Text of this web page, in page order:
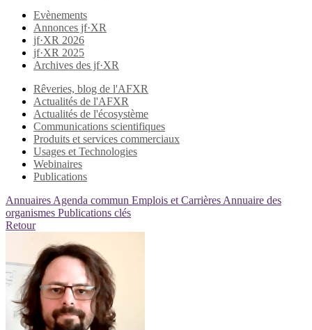
Evènements
Annonces jf·XR
jf·XR 2026
jf·XR 2025
Archives des jf·XR
Rêveries, blog de l'AFXR
Actualités de l'AFXR
Actualités de l'écosystème
Communications scientifiques
Produits et services commerciaux
Usages et Technologies
Webinaires
Publications
Annuaires Agenda commun Emplois et Carrières Annuaire des
organismes Publications clés
Retour